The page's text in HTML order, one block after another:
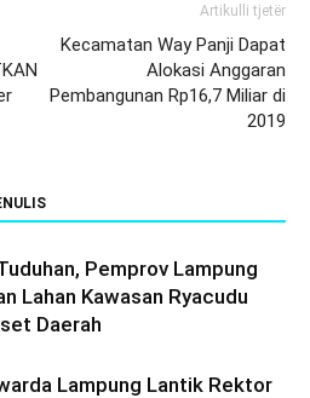
Artikulli tjetër
Kecamatan Way Panji Dapat
Alokasi Anggaran
Pembangunan Rp16,7 Miliar di
2019
Pemprov Lampung
Lahan Kawasan Ryacudu
Daerah
Lampung Lantik Rektor